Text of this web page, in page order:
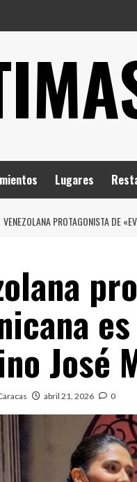
Lugares
VENEZOLANA PROTAGONISTA DE
José
abril 21, 2026 0